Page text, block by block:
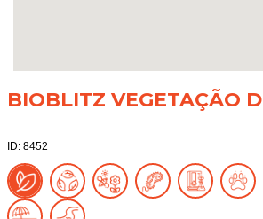
BIOBLITZ VEGETAÇÃO
ID: 8452